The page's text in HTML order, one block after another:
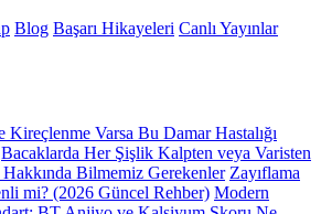
Blog Başarı Hikayeleri Canlı Yayınlar
Varsa Bu Damar Hastalığı
Bacaklarda Her Şişlik Kalpten veya Varisten
Bilmemiz Gerekenler Zayıflama
mi? (2026 Güncel Rehber) Modern